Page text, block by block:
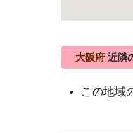
大阪府近隣
この地域